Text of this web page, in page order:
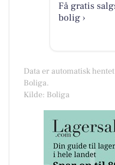
Få gratis
bolig ›
Data er automatisk
Boliga.
Kilde: Boliga